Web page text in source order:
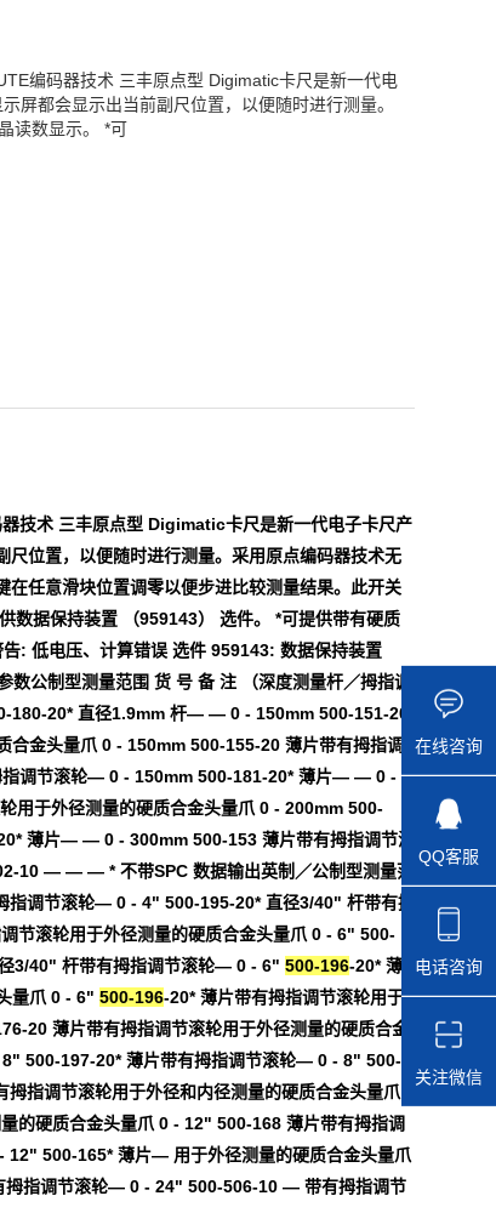
编码器技术 三丰原点型 Digimatic卡尺是新一代电
屏都会显示出当前副尺位置，以便随时进行测量。
读数显示。 *可
技术 三丰原点型 Digimatic卡尺是新一代电子卡尺产
位置，以便随时进行测量。采用原点编码器技术无
任意滑块位置调零以便步进比较测量结果。此开关
数据保持装置 （959143） 选件。 *可提供带有硬质
: 低电压、计算错误 选件 959143: 数据保持装置
公制型测量范围 货 号 备 注 （深度测量杆／拇指调
180-20* 直径1.9mm 杆— — 0 - 150mm 500-151-20
金头量爪 0 - 150mm 500-155-20 薄片带有拇指调
指调节滚轮— 0 - 150mm 500-181-20* 薄片— — 0 -
用于外径测量的硬质合金头量爪 0 - 200mm 500-
薄片— — 0 - 300mm 500-153 薄片带有拇指调节滚
— — — * 不带SPC 数据输出英制／公制型测量范
调节滚轮— 0 - 4" 500-195-20* 直径3/40" 杆带有拇
滚轮用于外径测量的硬质合金头量爪 0 - 6" 500-
3/40" 杆带有拇指调节滚轮— 0 - 6" 500-196-20* 薄
量爪 0 - 6" 500-196-20* 薄片带有拇指调节滚轮用于
20 薄片带有拇指调节滚轮用于外径测量的硬质合金
500-197-20* 薄片带有拇指调节滚轮— 0 - 8" 500-
指调节滚轮用于外径和内径测量的硬质合金头量爪 0
的硬质合金头量爪 0 - 12" 500-168 薄片带有拇指调
500-165* 薄片— 用于外径测量的硬质合金头量爪
指调节滚轮— 0 - 24" 500-506-10 — 带有拇指调节
在线咨询
QQ客服
电话咨询
关注微信